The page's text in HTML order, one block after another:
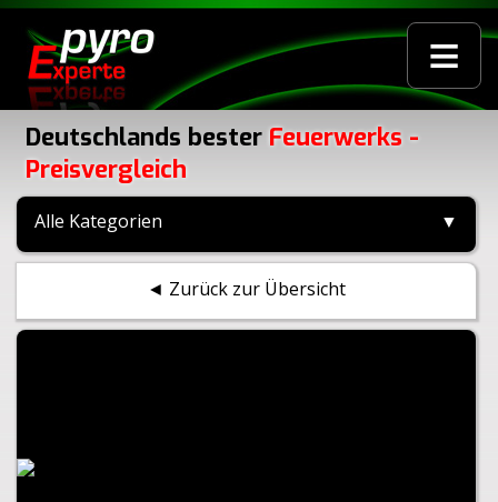
≡
Deutschlands bester Feuerwerks -
Preisvergleich
Alle Kategorien ▼
◄ Zurück zur Übersicht